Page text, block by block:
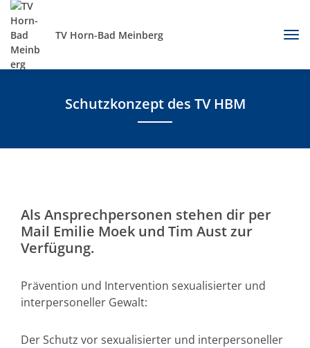
TV Horn-Bad Meinberg
Schutzkonzept des TV HBM
Als Ansprechpersonen stehen dir per
Mail Emilie Moek und Tim Aust zur
Verfügung.
Prävention und Intervention sexualisierter und
interpersoneller Gewalt:
Der Schutz vor sexualisierter und interpersoneller